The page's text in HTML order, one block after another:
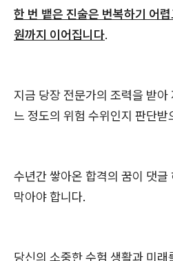
한 번 뱉은 진술은 번복하기 어
원까지 이어집니다.
지금 당장 전문가의 조력을 받아
느 정도의 위험 수위인지 판단받
수년간 쌓아온 합격의 꿈이 댓
막아야 합니다.
당신의 소중한 수험 생활과 미